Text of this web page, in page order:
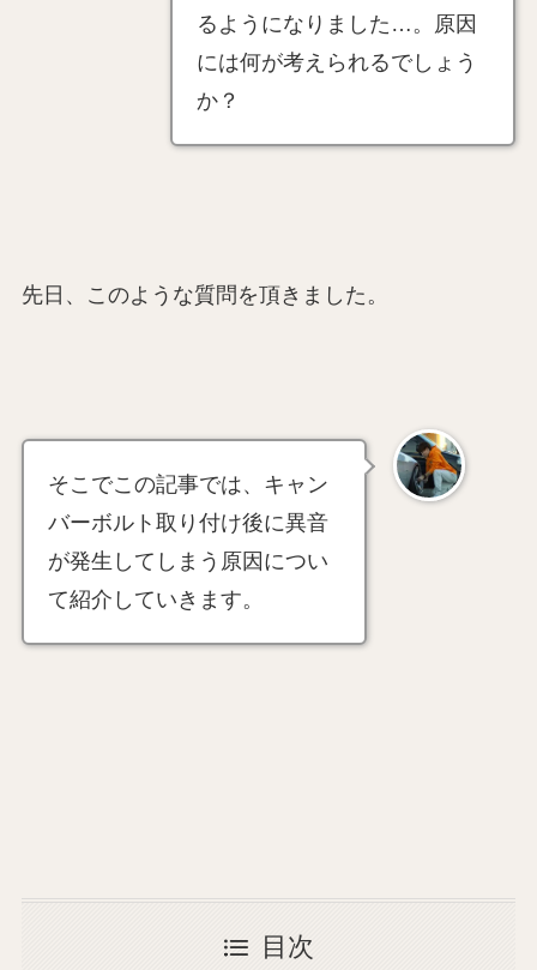
るようになりました…。原因
には何が考えられるでしょう
か？
先日、このような質問を頂きました。
そこでこの記事では、キャン
バーボルト取り付け後に異音
が発生してしまう原因につい
て紹介していきます。
目次